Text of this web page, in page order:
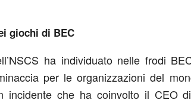
giochi di BEC
ha individuato nelle frodi
per le organizzazioni del
incidente che ha coinvolto il CEO